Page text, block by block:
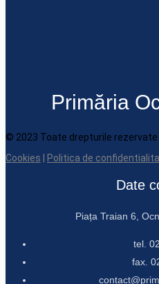
Primăria
© 2023 Toate drepturile rezervate
Cookies
Politica de
Date
Piața Traian 6,
tel.
fax.